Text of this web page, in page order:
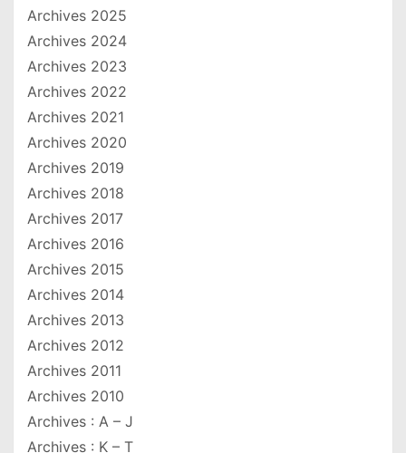
Archives 2025
Archives 2024
Archives 2023
Archives 2022
Archives 2021
Archives 2020
Archives 2019
Archives 2018
Archives 2017
Archives 2016
Archives 2015
Archives 2014
Archives 2013
Archives 2012
Archives 2011
Archives 2010
Archives : A – J
Archives : K – T